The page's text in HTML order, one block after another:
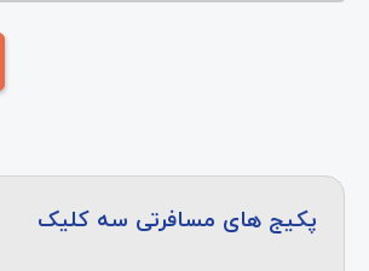
پکیج های مسافرتی سه کلیک